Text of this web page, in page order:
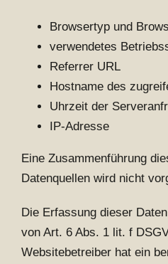
Browsertyp und
verwendetes
Referrer URL
Hostname des
Uhrzeit der
IP-Adresse
Eine Zusammenführung
Datenquellen wird nicht
Die Erfassung dieser
von Art. 6 Abs. 1 lit. f
Websitebetreiber hat ein